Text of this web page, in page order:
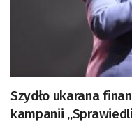
Szydło ukarana
kampanii